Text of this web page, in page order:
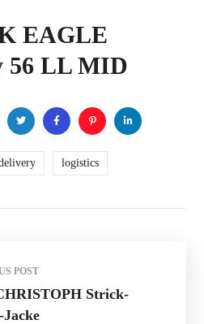
EAGLE
56 LL MID
logistics
POST
Strick-
Jacke